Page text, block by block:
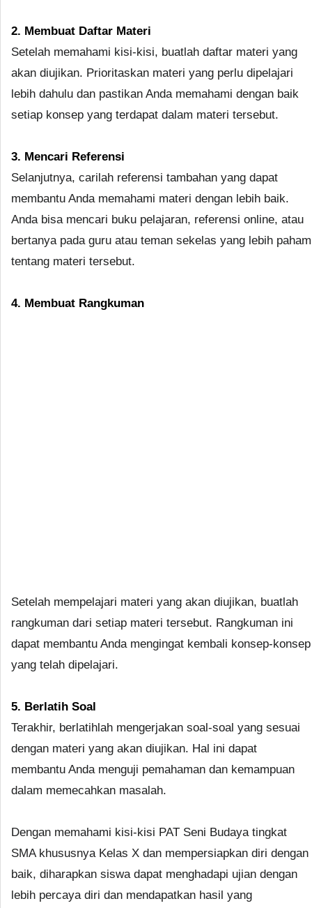
2. Membuat Daftar Materi
Setelah memahami kisi-kisi, buatlah daftar materi yang
akan diujikan. Prioritaskan materi yang perlu dipelajari
lebih dahulu dan pastikan Anda memahami dengan baik
setiap konsep yang terdapat dalam materi tersebut.
3. Mencari Referensi
Selanjutnya, carilah referensi tambahan yang dapat
membantu Anda memahami materi dengan lebih baik.
Anda bisa mencari buku pelajaran, referensi online, atau
bertanya pada guru atau teman sekelas yang lebih paham
tentang materi tersebut.
4. Membuat Rangkuman
Setelah mempelajari materi yang akan diujikan, buatlah
rangkuman dari setiap materi tersebut. Rangkuman ini
dapat membantu Anda mengingat kembali konsep-konsep
yang telah dipelajari.
5. Berlatih Soal
Terakhir, berlatihlah mengerjakan soal-soal yang sesuai
dengan materi yang akan diujikan. Hal ini dapat
membantu Anda menguji pemahaman dan kemampuan
dalam memecahkan masalah.
Dengan memahami kisi-kisi PAT Seni Budaya tingkat
SMA khususnya Kelas X dan mempersiapkan diri dengan
baik, diharapkan siswa dapat menghadapi ujian dengan
lebih percaya diri dan mendapatkan hasil yang